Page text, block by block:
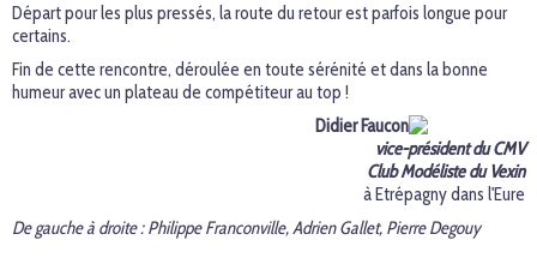
Départ pour les plus pressés, la route du retour est parfois longue pour
certains.
Fin de cette rencontre, déroulée en toute sérénité et dans la bonne
humeur avec un plateau de compétiteur au top !
Didier Faucon
vice-président du CMV
Club Modéliste du Vexin
à Etrépagny dans l'Eure
De gauche à droite : Philippe Franconville, Adrien Gallet, Pierre Degouy